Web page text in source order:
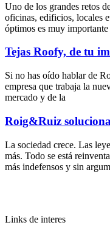
Uno de los grandes retos
oficinas, edificios, locales
óptimos es muy importante
Tejas Roofy, de tu
Si no has oído hablar de
empresa que trabaja la
mercado y de la
Roig&Ruiz
La sociedad crece. Las
más. Todo se está
más indefensos y sin
Links de interes